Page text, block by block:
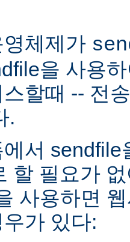
체제가
을 사용
할때 -- 전
.
서
할 필요가
사용하면
가 있다: